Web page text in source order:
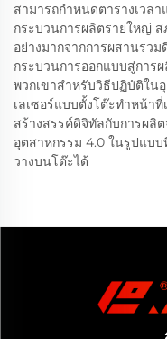
สามารถกำหนดตารางเวล
กระบวนการผลิตรายใหญ่
อย่างมากจากการผสานรว
กระบวนการออกแบบสู่การ
พวกเขาสำหรับวิธีปฏิบัติใน
เลเซอร์แบบตั้งโต๊ะทำหน้า
สร้างสรรค์ดิจิทัลกับการผลิ
อุตสาหกรรม 4.0 ในรูปแบ
วางบนโต๊ะได้